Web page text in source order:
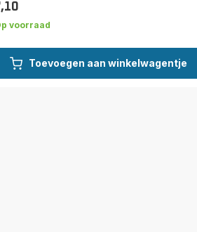
Toevoegen aan winkelwagentje
voorraad